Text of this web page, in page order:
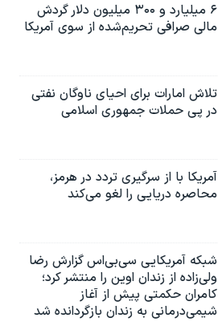
۶ میلیارد و ۳۰۰ میلیون دلار گردش
مالی صرافی تحریم‌شده از سوی آمریکا
تلاش امارات برای احیای ناوگان نفتی
در پی حملات جمهوری اسلامی
آمریکا با از سرگیری تردد در هرمز،
محاصره دریایی را لغو می‌کند
شبکه آمریکایی سی‌بی‌‌اس گزارش رضا
ولی‌زاده از زندان اوین را منتشر کرد؛
کامران حکمتی پیش از آغاز
شیمی‌درمانی به زندان بازگردانده شد